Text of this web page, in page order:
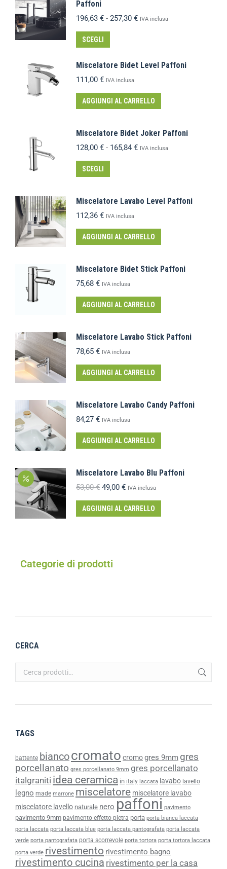
Paffoni
196,63 € - 257,30 € IVA inclusa
SCEGLI
Miscelatore Bidet Level Paffoni
111,00 € IVA inclusa
AGGIUNGI AL CARRELLO
Miscelatore Bidet Joker Paffoni
128,00 € - 165,84 € IVA inclusa
SCEGLI
Miscelatore Lavabo Level Paffoni
112,36 € IVA inclusa
AGGIUNGI AL CARRELLO
Miscelatore Bidet Stick Paffoni
75,68 € IVA inclusa
AGGIUNGI AL CARRELLO
Miscelatore Lavabo Stick Paffoni
78,65 € IVA inclusa
AGGIUNGI AL CARRELLO
Miscelatore Lavabo Candy Paffoni
84,27 € IVA inclusa
AGGIUNGI AL CARRELLO
Miscelatore Lavabo Blu Paffoni
53,00€ 49,00 € IVA inclusa
AGGIUNGI AL CARRELLO
Categorie di prodotti
CERCA
TAGS
battente biancocromato cromogres 9mm gres
porcellanato gres porcellanato 9mm gres porcellanato
italgraniti idea ceramica in italy laccata lavabo lavello
legno made marrone miscelatore miscelatore lavabo
miscelatore lavello naturale nero paffoni pavimento
pavimento 9mm pavimento effetto pietra porta porta bianca laccata
porta laccata porta laccata blue porta laccata pantografata porta laccata
verde porta pantografata porta scorrevole porta tortora porta tortora laccata
porta verde rivestimento rivestimento bagno
rivestimento cucina rivestimento per la casa